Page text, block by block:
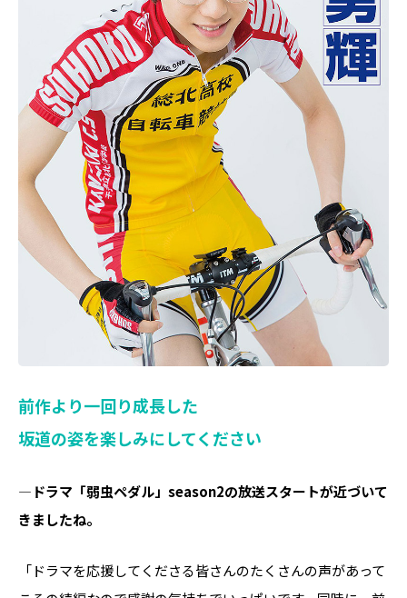
前作より一回り成長した
坂道の姿を楽しみにしてください
―ドラマ「弱虫ペダル」season2の放送スタートが近づいて
きましたね。
「ドラマを応援してくださる皆さんのたくさんの声があって